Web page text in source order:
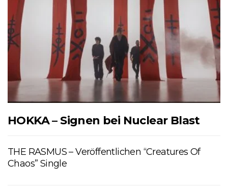
HOKKA – Signen bei Nuclear Blast
THE RASMUS – Veröffentlichen “Creatures Of
Chaos” Single